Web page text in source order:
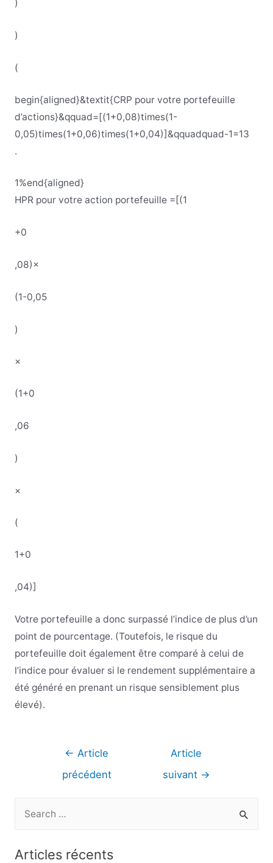
)
)
(
begin{aligned}&textit{CRP pour votre portefeuille
d’actions}&qquad=[(1+0,08)times(1-
0,05)times(1+0,06)times(1+0,04)]&qquadquad-1=13
.
1%end{aligned}
HPR pour votre action portefeuille = [(1
+0
,08)×
(1-0,05
)
×
(1+0
,06
)
×
(
1+0
,04)]
Votre portefeuille a donc surpassé l’indice de plus d’un
point de pourcentage. (Toutefois, le risque du
portefeuille doit également être comparé à celui de
l’indice pour évaluer si le rendement supplémentaire a
été généré en prenant un risque sensiblement plus
élevé).
Navigation
l’article
← Article
précédent
Article
suivant →
Articles récents